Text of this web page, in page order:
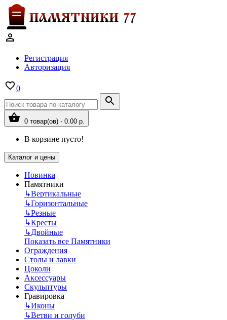
Регистрация
Авторизация
0
0 товар(ов) - 0.00 р.
В корзине пусто!
Каталог и цены
Новинка
Памятники
↳Вертикальные
↳Горизонтальные
↳Резные
↳Кресты
↳Двойные
Показать все Памятники
Ограждения
Столы и лавки
Цоколи
Аксессуары
Скульптуры
Гравировка
↳Иконы
↳Ветви и голуби